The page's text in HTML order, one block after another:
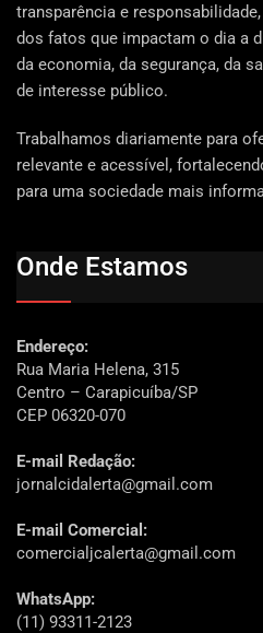
transparência e
dos fatos que impactam o dia a
da economia, da segurança, da
de interesse público.
Trabalhamos diariamente para
relevante e acessível,
para uma sociedade mais
Onde Estamos
Endereço:
Rua Maria Helena, 315
Centro – Carapicuíba/SP
CEP 06320-070
E-mail Redação:
jornalcidalerta@gmail.com
E-mail Comercial:
comercialjcalerta@gmail.com
WhatsApp:
(11) 93311-2123